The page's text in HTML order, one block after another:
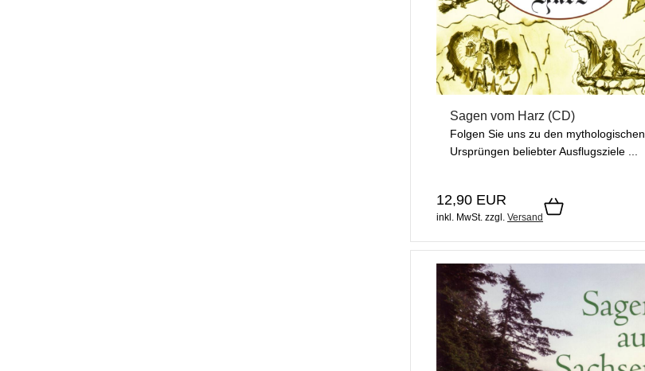
Sagen vom Harz (CD)
Folgen Sie uns zu den mythologischen
Ursprüngen beliebter Ausflugsziele ...
12,90 EUR
inkl. MwSt. zzgl. Versand